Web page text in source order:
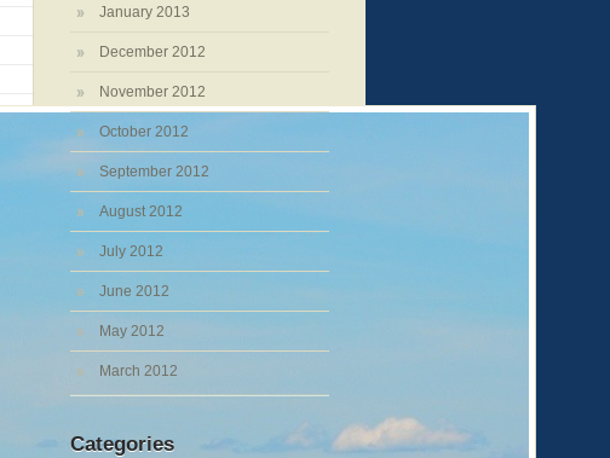
January 2013
December 2012
November 2012
October 2012
September 2012
August 2012
July 2012
June 2012
May 2012
March 2012
Categories